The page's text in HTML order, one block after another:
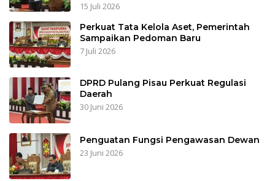
15 Juli 2026
Perkuat Tata Kelola Aset, Pemerintah
Sampaikan Pedoman Baru
7 Juli 2026
DPRD Pulang Pisau Perkuat Regulasi
Daerah
30 Juni 2026
Penguatan Fungsi Pengawasan Dewan
23 Juni 2026